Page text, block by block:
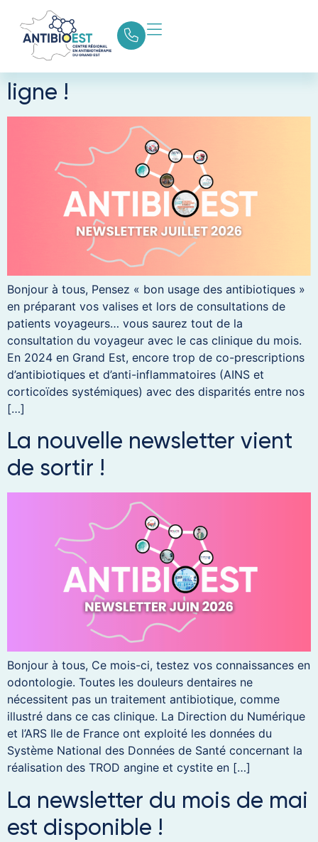
Étiquette :newsletter
La newsletter de l’été est en
ligne !
Bonjour à tous, Pensez « bon usage des antibiotiques »
en préparant vos valises et lors de consultations de
patients voyageurs… vous saurez tout de la
consultation du voyageur avec le cas clinique du mois.
En 2024 en Grand Est, encore trop de co-prescriptions
d’antibiotiques et d’anti-inflammatoires (AINS et
corticoïdes systémiques) avec des disparités entre nos
[…]
La nouvelle newsletter vient
de sortir !
Bonjour à tous, Ce mois-ci, testez vos connaissances en
odontologie. Toutes les douleurs dentaires ne
nécessitent pas un traitement antibiotique, comme
illustré dans ce cas clinique. La Direction du Numérique
et l’ARS Ile de France ont exploité les données du
Système National des Données de Santé concernant la
réalisation des TROD angine et cystite en […]
La newsletter du mois de mai
est disponible !